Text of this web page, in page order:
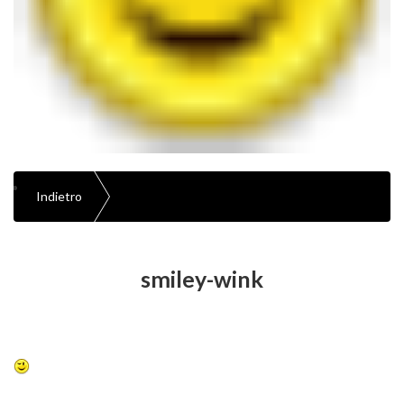
Indietro
smiley-wink